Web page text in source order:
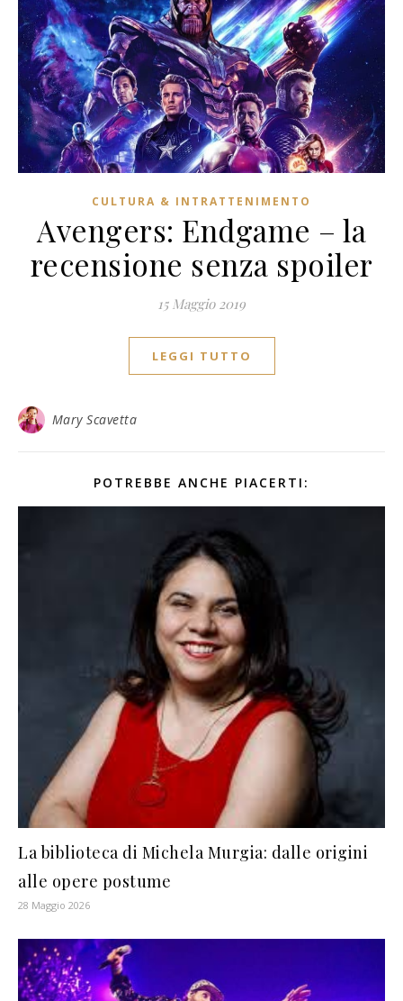
CULTURA & INTRATTENIMENTO
Avengers: Endgame – la
recensione senza spoiler
15 Maggio 2019
LEGGI TUTTO
Mary Scavetta
POTREBBE ANCHE PIACERTI:
La biblioteca di Michela Murgia: dalle origini
alle opere postume
28 Maggio 2026